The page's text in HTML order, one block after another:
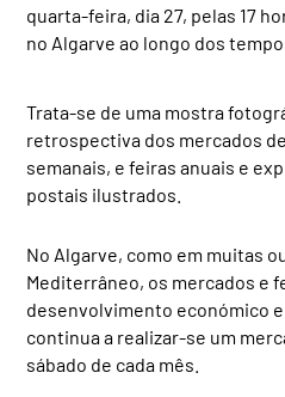
quarta-feira, dia 27, pelas 17
no Algarve ao longo dos
Trata-se de uma mostra
retrospectiva dos mercados
semanais, e feiras anuais e
postais ilustrados.
No Algarve, como em muitas
Mediterrâneo, os mercados e
desenvolvimento económico
continua a realizar-se um
sábado de cada mês.